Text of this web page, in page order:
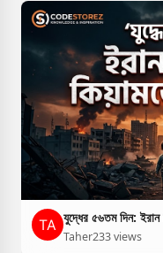
যুদ্ধের ৫৬তম দিন:
Taher233 views